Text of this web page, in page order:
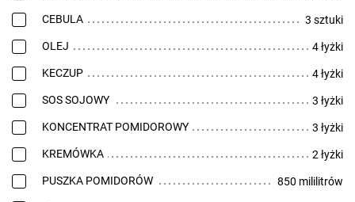
CEBULA 3 sztuki
OLEJ 4 łyżki
KECZUP 4 łyżki
SOS SOJOWY 3 łyżki
KONCENTRAT POMIDOROWY 3 łyżki
KREMÓWKA 2 łyżki
PUSZKA POMIDORÓW 850 mililitrów